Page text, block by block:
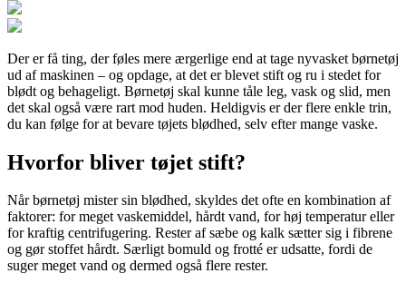
Der er få ting, der føles mere ærgerlige end at tage nyvasket børnetøj
ud af maskinen – og opdage, at det er blevet stift og ru i stedet for
blødt og behageligt. Børnetøj skal kunne tåle leg, vask og slid, men
det skal også være rart mod huden. Heldigvis er der flere enkle trin,
du kan følge for at bevare tøjets blødhed, selv efter mange vaske.
Hvorfor bliver tøjet stift?
Når børnetøj mister sin blødhed, skyldes det ofte en kombination af
faktorer: for meget vaskemiddel, hårdt vand, for høj temperatur eller
for kraftig centrifugering. Rester af sæbe og kalk sætter sig i fibrene
og gør stoffet hårdt. Særligt bomuld og frotté er udsatte, fordi de
suger meget vand og dermed også flere rester.